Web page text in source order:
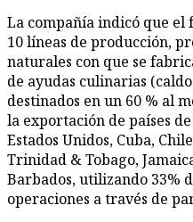
La compañía indicó que el
10 líneas de producción,
naturales con que se
de ayudas culinarias
destinados en un 60 % al
la exportación de países
Estados Unidos, Cuba,
Trinidad & Tobago,
Barbados, utilizando 33%
operaciones a través de